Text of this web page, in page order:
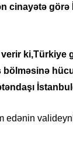
cinayətə görə
ki,Türkiye
bölməsinə
edənin